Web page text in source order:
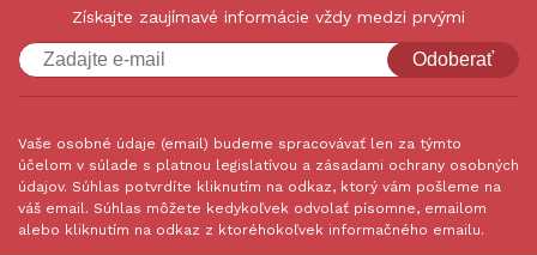
Získajte zaujímavé informácie vždy medzi prvými
Odoberať
Vaše osobné údaje (email) budeme spracovávať len za týmto
účelom v súlade s platnou legislatívou a zásadami ochrany osobných
údajov. Súhlas potvrdíte kliknutím na odkaz, ktorý vám pošleme na
váš email. Súhlas môžete kedykoľvek odvolať písomne, emailom
alebo kliknutím na odkaz z ktoréhokoľvek informačného emailu.